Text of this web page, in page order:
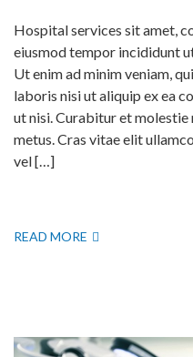
Hospital services sit amet,
eiusmod tempor incididunt
Ut enim ad minim veniam,
laboris nisi ut aliquip ex ea
ut nisi. Curabitur et
metus. Cras vitae elit
vel […]
READ MORE